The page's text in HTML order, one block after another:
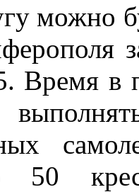
можно
Время в
50